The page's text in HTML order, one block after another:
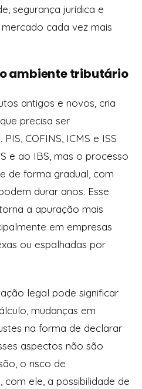
segurança jurídica e
cada vez mais
ambiente tributário
antigos e novos, cria
precisa ser
COFINS, ICMS e ISS
e ao IBS, mas o processo
de forma gradual, com
durar anos. Esse
a apuração mais
em empresas
ou espalhadas por
legal pode significar
mudanças em
na forma de declarar
aspectos não são
o risco de
com ele, a possibilidade de